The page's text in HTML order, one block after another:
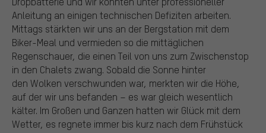
Anleitung an einigen technischen Defiziten arbeiten.
Mittags stärkten wir uns an der Bergstation mit dem
Biker-Meal und vermieden so die mittäglichen
Regenschauer, die einen Teil von uns zum Zwischenstop
in den Chalets zwang. Sobald die Sonne hinter
den Wolken verschwunden war, merkten wir die Höhe,
auf der wir uns befanden – es war gleich wesentlich
kälter. Im Großen und Ganzen hatten wir Glück mit dem
Wetter, es regnete immer bis kurz nach dem Frühstück